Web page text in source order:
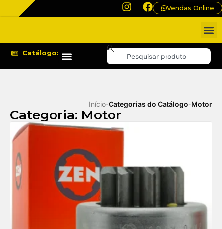
Vendas Online
Catálogo:
Início-Categorias do Catálogo-Motor
Categoria: Motor